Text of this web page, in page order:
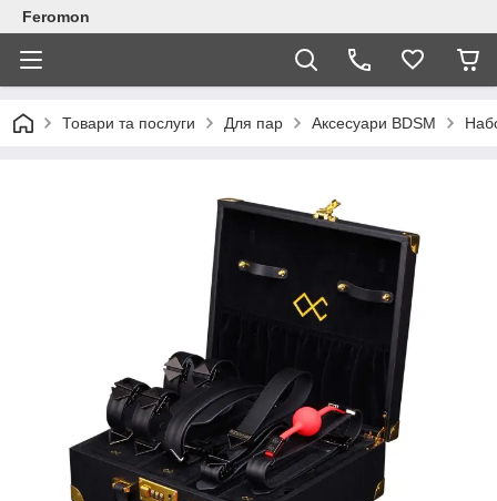
Feromon
Товари та послуги Для пар Аксесуари BDSM